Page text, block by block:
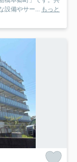
設備やサー... もっと